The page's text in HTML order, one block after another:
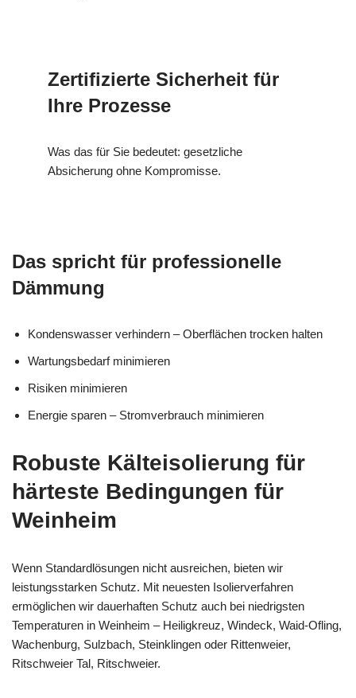
Zertifizierte Sicherheit für
Ihre Prozesse
Was das für Sie bedeutet: gesetzliche
Absicherung ohne Kompromisse.
Das spricht für professionelle
Dämmung
Kondenswasser verhindern – Oberflächen trocken halten
Wartungsbedarf minimieren
Risiken minimieren
Energie sparen – Stromverbrauch minimieren
Robuste Kälteisolierung für
härteste Bedingungen für
Weinheim
Wenn Standardlösungen nicht ausreichen, bieten wir
leistungsstarken Schutz. Mit neuesten Isolierverfahren
ermöglichen wir dauerhaften Schutz auch bei niedrigsten
Temperaturen in Weinheim – Heiligkreuz, Windeck, Waid-Ofling,
Wachenburg, Sulzbach, Steinklingen oder Rittenweier,
Ritschweier Tal, Ritschweier.